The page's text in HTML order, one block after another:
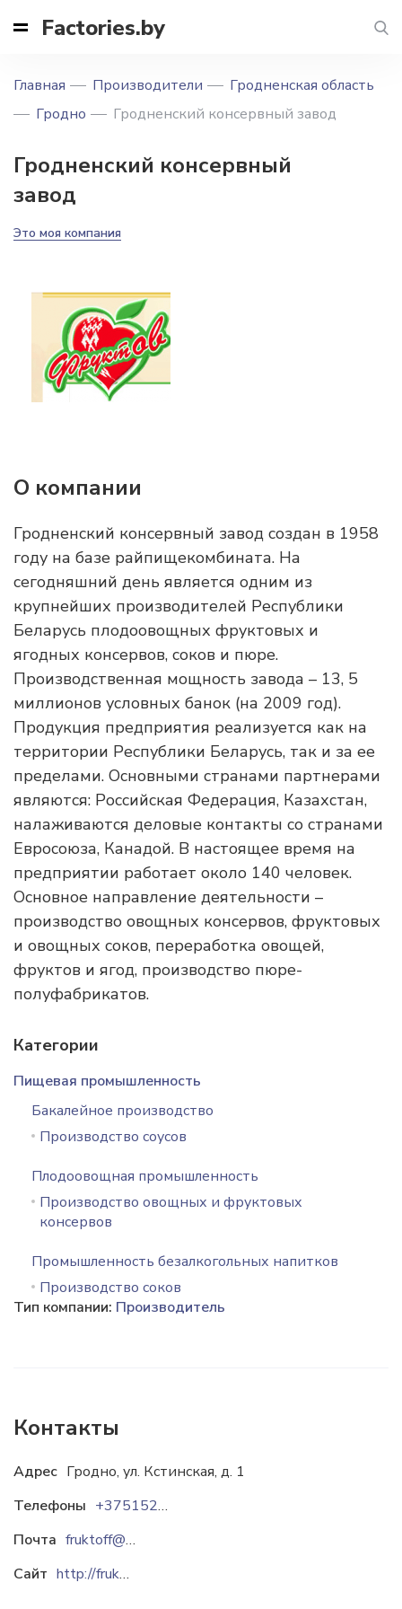
Factories.by
Главная Производители
Гродненская область
Гродно
Гродненский консервный завод
Гродненский консервный
завод
Это моя компания
О компании
Гродненский консервный завод создан в 1958
году на базе райпищекомбината. На
сегодняшний день является одним из
крупнейших производителей Республики
Беларусь плодоовощных фруктовых и
ягодных консервов, соков и пюре.
Производственная мощность завода – 13, 5
миллионов условных банок (на 2009 год).
Продукция предприятия реализуется как на
территории Республики Беларусь, так и за ее
пределами. Основными странами партнерами
являются: Российская Федерация, Казахстан,
налаживаются деловые контакты со странами
Евросоюза, Канадой. В настоящее время на
предприятии работает около 140 человек.
Основное направление деятельности –
производство овощных консервов, фруктовых
и овощных соков, переработка овощей,
фруктов и ягод, производство пюре-
полуфабрикатов.
Категории
Пищевая промышленность
Бакалейное производство
Производство соусов
Плодоовощная промышленность
Производство овощных и фруктовых
консервов
Промышленность безалкогольных напитков
Производство соков
Тип компании: Производитель
Контакты
Адрес Гродно, ул. Кстинская, д. 1
Телефоны
+375152653779
Почта
fruktoff@mail.ru
Сайт
http://fruktoff.com